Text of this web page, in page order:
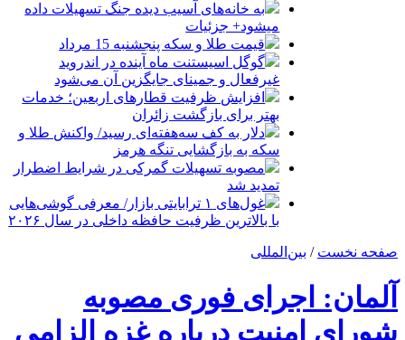
به خانه‌های آسیب دیده جنگ تسهیلات داده
میشود+ جزئیات
قیمت طلا و سکه پنجشنبه 15 مرداد
گوگل اسیستنت ماه آینده در اندروید
غیرفعال و جمینای جایگزین آن می‌شود
افزایش ظرفیت قطارهای اربعین؛ خدمات
بهتر برای بازگشت زائران
دلار به کف سه‌هفته‌ای رسید/ واکنش طلا و
سکه به بازگشایی تنگه هرمز
مصوبه تسهیلات گمرکی در شرایط اضطرار
تمدید شد
غول‌های ۱ ترابایتی بازار/ معرفی گوشی‌هایی
با بالاترین ظرفیت حافظه داخلی در سال ۲۰۲۶
صفحه نخست / بین‌المللی
آلمان: اجرای فوری مصوبه
شورای امنیت درباره غزه الزامی